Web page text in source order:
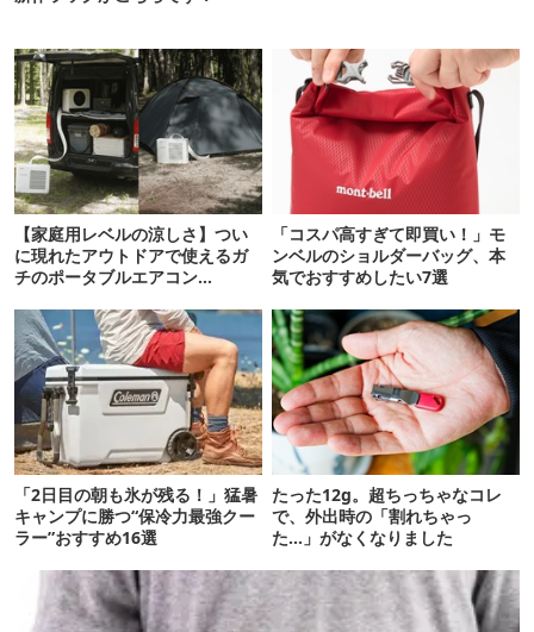
【家庭用レベルの涼しさ】つい
に現れたアウトドアで使えるガ
チのポータブルエアコン
「コスパ高すぎて即買い！」モ
ンベルのショルダーバッグ、本
気でおすすめしたい7選
「2日目の朝も氷が残る！」猛暑
キャンプに勝つ“保冷力最強クー
ラー”おすすめ16選
たった12g。超ちっちゃなコレ
で、外出時の「割れちゃっ
た…」がなくなりました